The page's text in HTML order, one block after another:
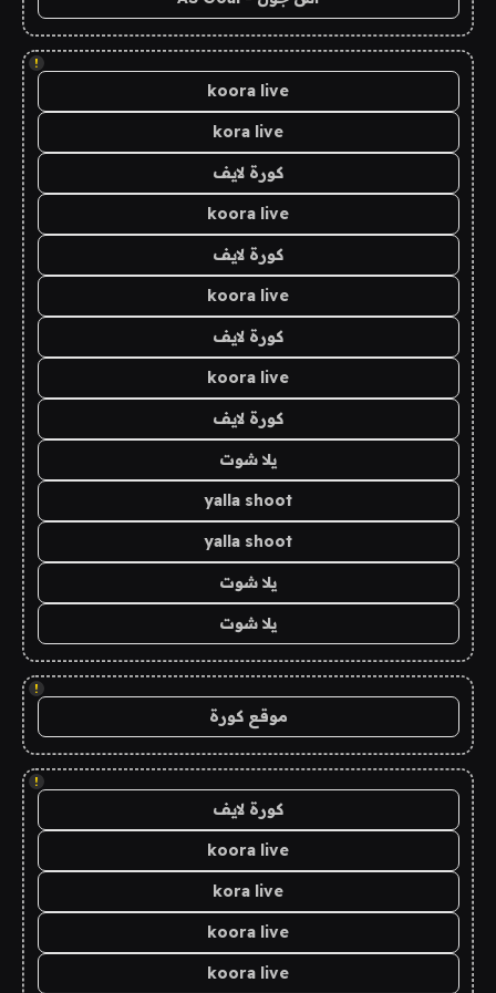
!
koora live
kora live
كورة لايف
koora live
كورة لايف
koora live
كورة لايف
koora live
كورة لايف
يلا شوت
yalla shoot
yalla shoot
يلا شوت
يلا شوت
!
موقع كورة
!
كورة لايف
koora live
kora live
koora live
koora live